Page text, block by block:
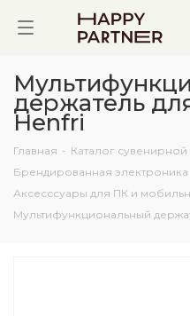
держатель
Henfri
Главная - Каталог
Брендированная электроника
Аксесссуары для ПК и
Мультифункциональный